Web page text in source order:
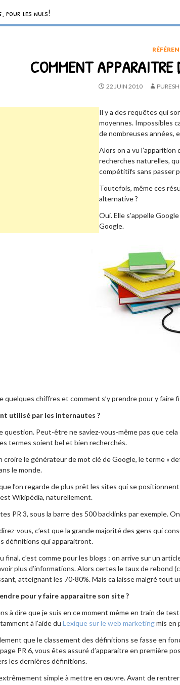
pour les nuls!
COMMENT APPARAITRE
22 JUIN 2010
Il y a des requêtes qui
moyennes. Impossibles
de nombreuses années,
Alors on a vu
recherches naturelles,
compétitifs sans passer
Toutefois, même ces
alternative ?
Oui. Elle s’appelle
Google.
quelques chiffres et comment s’y prendre pour y faire
utilisé par les internautes ?
question. Peut-être ne saviez-vous-même pas que
termes soient bel et bien recherchés.
croire le générateur de mot clé de Google, le terme «
le monde.
l’on regarde de plus prêt les sites qui se
Wikipédia, naturellement.
PR 3, sous la barre des 500 backlinks par exemple.
vous, c’est que la grande majorité des gens qui
définitions qui apparaitront.
final, c’est comme pour les blogs : on arrive sur un
plus d’informations. Alors certes le taux de
atteignant les 70-80%. Mais ca laisse malgré tout
pour y faire apparaitre son site ?
à dire que je suis en ce moment même en train de
à l’aide du Lexique sur le web marketingmis en
que le classement des définitions se fasse en
PR 6, vous êtes assuré d’apparaitre en première
les dernières définitions.
simple à mettre en œuvre. Avant de